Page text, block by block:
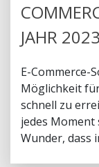
JAHR 2023
E-Commerce-
Möglichkeit
schnell zu
jedes Moment
Wunder, dass